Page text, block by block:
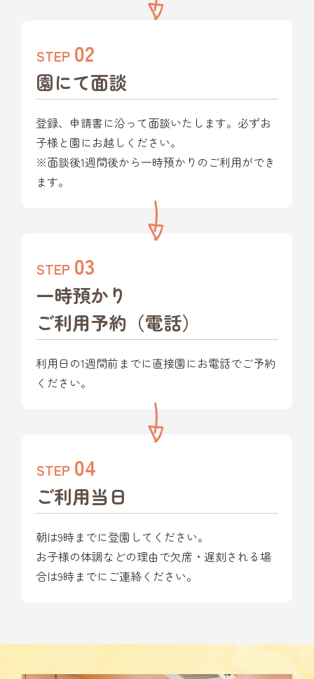
STEP 02
園にて面談
登録、申請書に沿って面談いたします。必ずお
子様と園にお越しください。
※面談後1週間後から一時預かりのご利用ができ
ます。
STEP 03
一時預かり
ご利用予約（電話）
利用日の1週間前までに直接園にお電話でご予約
ください。
STEP 04
ご利用当日
朝は9時までに登園してください。
お子様の体調などの理由で欠席・遅刻される場
合は9時までにご連絡ください。